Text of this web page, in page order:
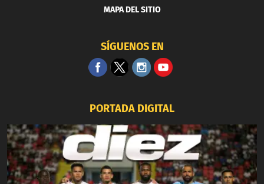
MAPA DEL SITIO
SÍGUENOS EN
PORTADA DIGITAL